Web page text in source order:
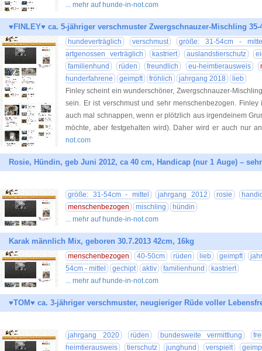
... mehr auf hunde-in-not.com
♥FINLEY♥ ca. 5-jähriger verschmuster Zwergschnauzer-Mischling 35-
hundeverträglich verschmust
größe: 31-54cm -
artgenossen verträglich
kastriert auslandstierschutz
familienhund
rüden freundlich eu-heimtierausweis
hunderfahrene
geimpft fröhlich jahrgang 2018
lieb
Finley scheint ein wunderschöner, Zwergschnauzer-
sein. Er ist verschmust und sehr menschenbezogen.
auch mal schnappen, wenn er plötzlich aus irgendeinem
möchte, aber festgehalten wird). Daher wird er auch nur
not.com
Rosie, Hündin, geb Juni 2012, ca 40 cm, Handicap (nur 1 Auge) –
größe: 31-54cm - mittel jahrgang 2012 rosie
menschenbezogen
mischling
hündin
... mehr auf hunde-in-not.com
Karak männlich Mix, geboren 30.7.2013 42cm, 16kg
menschenbezogen 40-50cm rüden lieb geimpft
54cm - mittel
gechipt aktiv familienhund
kastriert
... mehr auf hunde-in-not.com
♥TOM♥ ca. 3-jähriger verschmuster, neugieriger Rüde voller
jahrgang 2020 rüden bundesweite vermittlung
heimtierausweis
tierschutz junghund verspielt